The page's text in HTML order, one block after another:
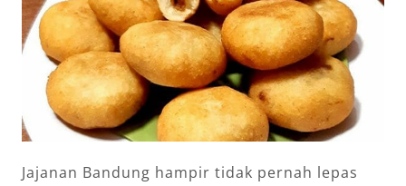
Jajanan Bandung hampir tidak pernah lepas